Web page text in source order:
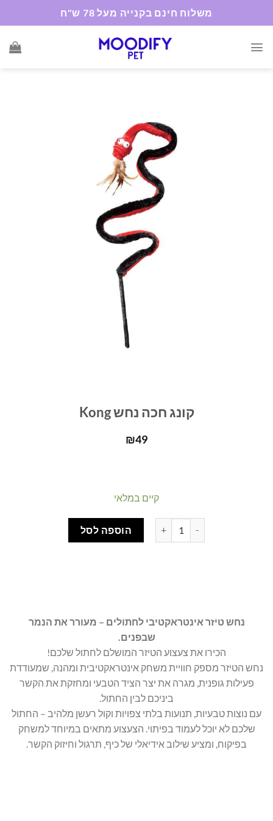
משלוח חינם בקנייה מעל 78 ש"ח
קונג חכה נחש Kong
₪49
קיים במלאי
הוספה לסל
נחש טיזר אינטראקטיבי לחתולים – מעורר את הנמר
שבפנים.
הכירו את צעצוע הטיזר המושלם לחתול שלכם!
נחש הטיזר מספק חוויית משחק אינטראקטיבית ומהנה, שמעודדת
פעילות גופנית, מגרה את יצר הציד הטבעי ומחזקת את הקשר
ביניכם לבין החתול.
עם נוצות טבעיות, תנועות בלתי צפויות וקול רעשן מלהיב – החתול
שלכם לא יוכל לעמוד בפיתוי. הצעצוע מתאים במיוחד למשחק
בפיקוח, ומציע שילוב אידיאלי של כיף, תרגול וחיזוק הקשר.